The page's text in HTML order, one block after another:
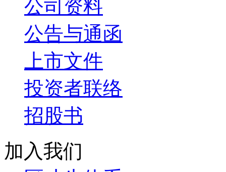
公司资料
公告与通函
上市文件
投资者联络
招股书
加入我们